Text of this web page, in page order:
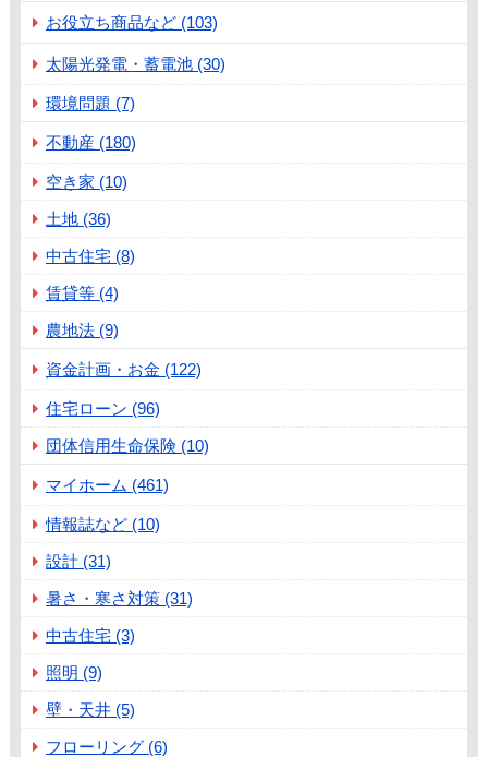
お役立ち商品など (103)
太陽光発電・蓄電池 (30)
環境問題 (7)
不動産 (180)
空き家 (10)
土地 (36)
中古住宅 (8)
賃貸等 (4)
農地法 (9)
資金計画・お金 (122)
住宅ローン (96)
団体信用生命保険 (10)
マイホーム (461)
情報誌など (10)
設計 (31)
暑さ・寒さ対策 (31)
中古住宅 (3)
照明 (9)
壁・天井 (5)
フローリング (6)